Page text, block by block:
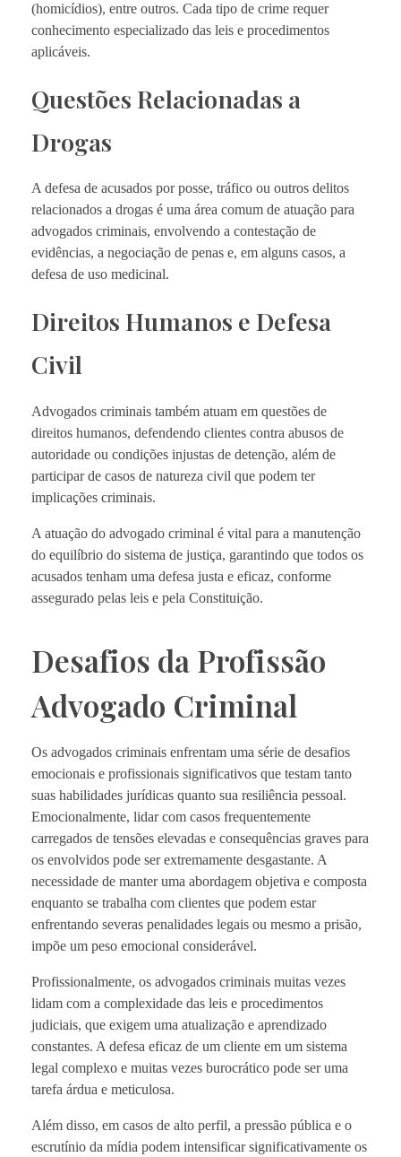
(homicídios), entre outros. Cada tipo de crime requer
conhecimento especializado das leis e procedimentos
aplicáveis.
Questões Relacionadas a
Drogas
A defesa de acusados por posse, tráfico ou outros delitos
relacionados a drogas é uma área comum de atuação para
advogados criminais, envolvendo a contestação de
evidências, a negociação de penas e, em alguns casos, a
defesa de uso medicinal.
Direitos Humanos e Defesa
Civil
Advogados criminais também atuam em questões de
direitos humanos, defendendo clientes contra abusos de
autoridade ou condições injustas de detenção, além de
participar de casos de natureza civil que podem ter
implicações criminais.
A atuação do advogado criminal é vital para a manutenção
do equilíbrio do sistema de justiça, garantindo que todos os
acusados tenham uma defesa justa e eficaz, conforme
assegurado pelas leis e pela Constituição.
Desafios da Profissão
Advogado Criminal
Os advogados criminais enfrentam uma série de desafios
emocionais e profissionais significativos que testam tanto
suas habilidades jurídicas quanto sua resiliência pessoal.
Emocionalmente, lidar com casos frequentemente
carregados de tensões elevadas e consequências graves para
os envolvidos pode ser extremamente desgastante. A
necessidade de manter uma abordagem objetiva e composta
enquanto se trabalha com clientes que podem estar
enfrentando severas penalidades legais ou mesmo a prisão,
impõe um peso emocional considerável.
Profissionalmente, os advogados criminais muitas vezes
lidam com a complexidade das leis e procedimentos
judiciais, que exigem uma atualização e aprendizado
constantes. A defesa eficaz de um cliente em um sistema
legal complexo e muitas vezes burocrático pode ser uma
tarefa árdua e meticulosa.
Além disso, em casos de alto perfil, a pressão pública e o
escrutínio da mídia podem intensificar significativamente os